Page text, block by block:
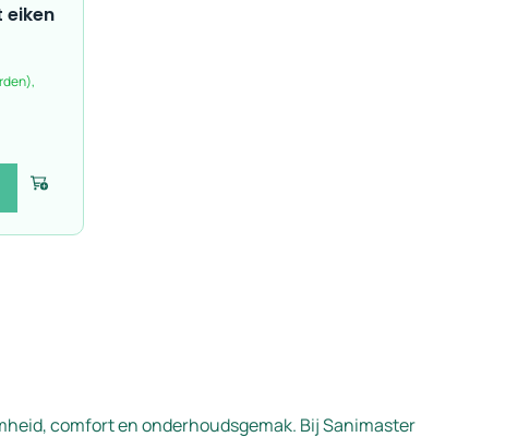
eiken
Voeg toe
comfort en onderhoudsgemak. Bij Sanimaster